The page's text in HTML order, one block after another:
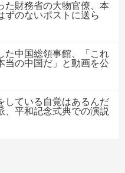
た財務省の大物官僚、本
ずのないポストに送ら
た中国総領事館、「これ
当の中国だ」と動画を公
している自覚はあるんだ
、平和記念式典での演説